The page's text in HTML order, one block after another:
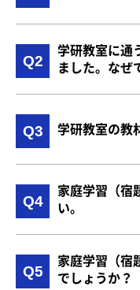
Q2
学研教室に通
ました。なぜ
Q3 学研教室の教
Q4
家庭学習（宿
い。
Q5
家庭学習（宿
でしょうか？